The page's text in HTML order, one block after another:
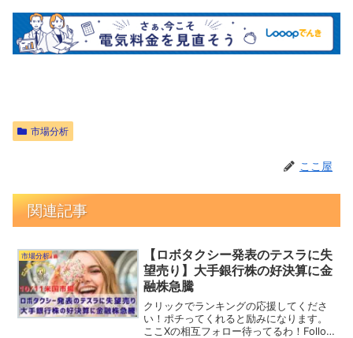
市場分析
ここ屋
関連記事
市場分析
【ロボタクシー発表のテスラに失
望売り】大手銀行株の好決算に金
融株急騰
クリックでランキングの応援してくださ
い！ポチってくれると励みになります。
ここXの相互フォロー待ってるわ！Follow